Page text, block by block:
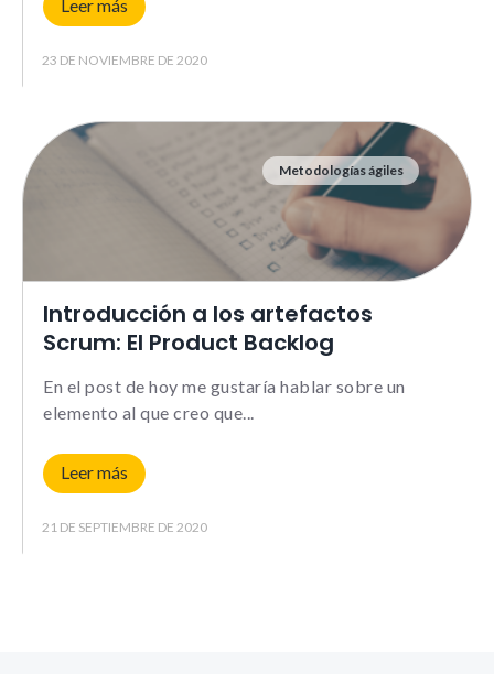
Leer más
23 DE NOVIEMBRE DE 2020
Metodologías ágiles
Introducción a los artefactos
Scrum: El Product Backlog
En el post de hoy me gustaría hablar sobre un
elemento al que creo que
Leer más
21 DE SEPTIEMBRE DE 2020
Estadísticas
podamos
mejorar la
funcionalidad y
estructura de
la web, en
base a cómo la
usas.
_ga | _gid |
_gat_ |
_hjSessionUser